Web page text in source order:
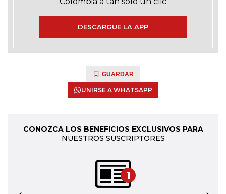
DESCARGUE LA APP
GUARDAR
UNIRSE A WHATSAPP
CONOZCA LOS BENEFICIOS EXCLUSIVOS PARA
NUESTROS SUSCRIPTORES
1